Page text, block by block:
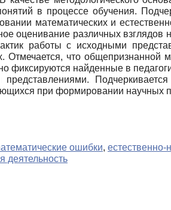
в процессе обучения.
математических и
оценивание различных взглядов
работы с исходными
Отмечается, что
фиксируются найденные в
при формировании научных
ошибки,
деятельность